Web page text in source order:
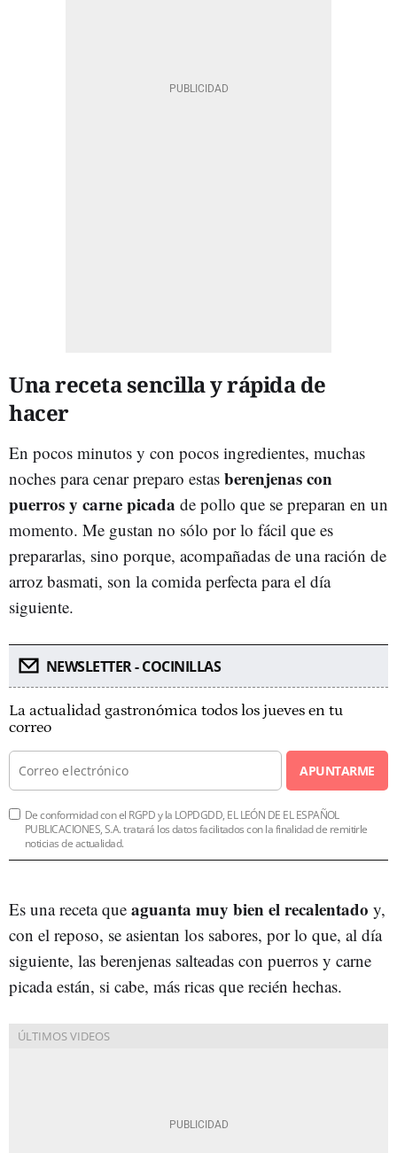
Una receta sencilla y rápida de
hacer
En pocos minutos y con pocos ingredientes, muchas
noches para cenar preparo estas berenjenas con
puerros y carne picada de pollo que se preparan en un
momento. Me gustan no sólo por lo fácil que es
prepararlas, sino porque, acompañadas de una ración de
arroz basmati, son la comida perfecta para el día
siguiente.
NEWSLETTER - COCINILLAS
La actualidad gastronómica todos los jueves en tu
correo
APUNTARME
De conformidad con el RGPD y la LOPDGDD, EL LEÓN DE EL ESPAÑOL
PUBLICACIONES, S.A. tratará los datos facilitados con la finalidad de remitirle
noticias de actualidad.
Es una receta que aguanta muy bien el recalentado y,
con el reposo, se asientan los sabores, por lo que, al día
siguiente, las berenjenas salteadas con puerros y carne
picada están, si cabe, más ricas que recién hechas.